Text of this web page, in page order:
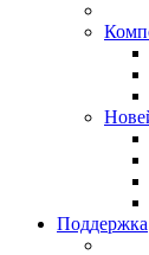
Поддержка